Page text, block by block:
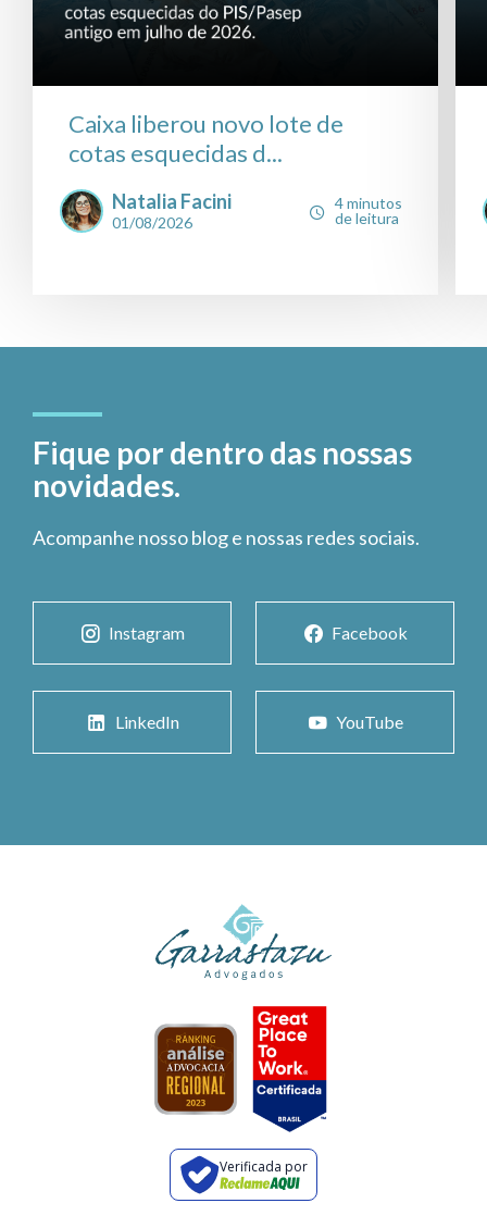
Caixa liberou novo lote de
cotas esquecidas d...
Natalia Facini
01/08/2026
4 minutos
de leitura
Fique por dentro das nossas
novidades.
Acompanhe nosso blog e nossas redes sociais.
Instagram Facebook
LinkedIn YouTube
Verificada por